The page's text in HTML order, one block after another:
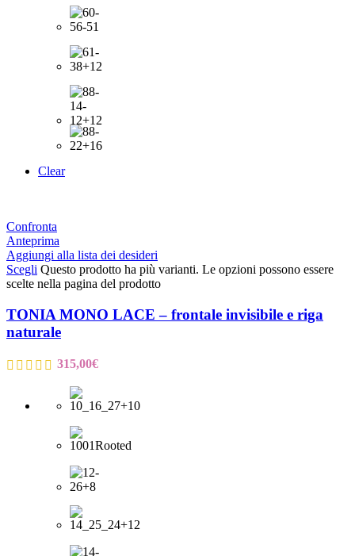
Clear
Confronta
Anteprima
Aggiungi alla lista dei desideri
Scegli Questo prodotto ha più varianti. Le opzioni possono essere
scelte nella pagina del prodotto
TONIA MONO LACE – frontale invisibile e riga
naturale
315,00€